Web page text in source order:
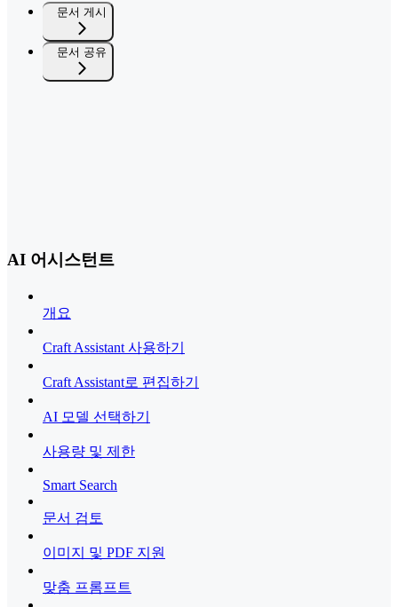
문서 게시
문서 공유
AI 어시스턴트
개요
Craft Assistant 사용하기
Craft Assistant로 편집하기
AI 모델 선택하기
사용량 및 제한
Smart Search
문서 검토
이미지 및 PDF 지원
맞춤 프롬프트